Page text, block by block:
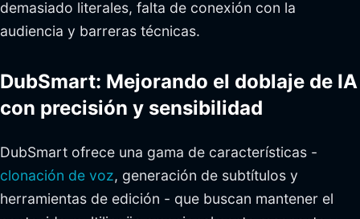
demasiado literales, falta de conexión con la
audiencia y barreras técnicas.
DubSmart: Mejorando el doblaje de IA
con precisión y sensibilidad
DubSmart ofrece una gama de características -
clonación de voz, generación de subtítulos y
herramientas de edición - que buscan mantener el